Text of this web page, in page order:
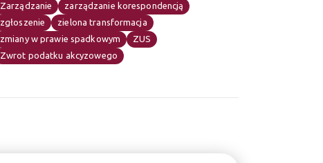
Zarządzanie
zarządzanie korespondencją
zgłoszenie
zielona transformacja
zmiany w prawie spadkowym
ZUS
Zwrot podatku akcyzowego